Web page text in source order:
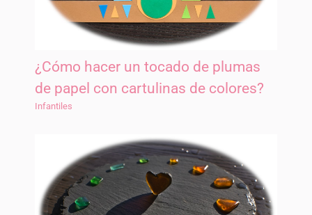
¿Cómo hacer un tocado de plumas
de papel con cartulinas de colores?
Infantiles